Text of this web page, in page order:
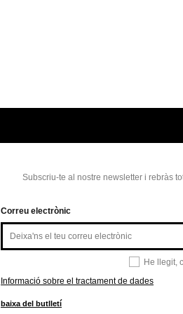
Subscriu-te al nostre newsletter i rebràs
Correu electrònic
He llegit,
Informació sobre el tractament de dades
baixa del butlletí